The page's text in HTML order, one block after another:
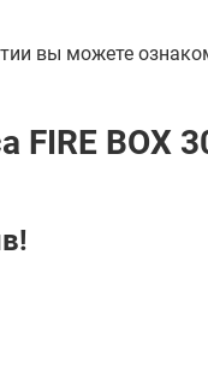
вы можете
BOX